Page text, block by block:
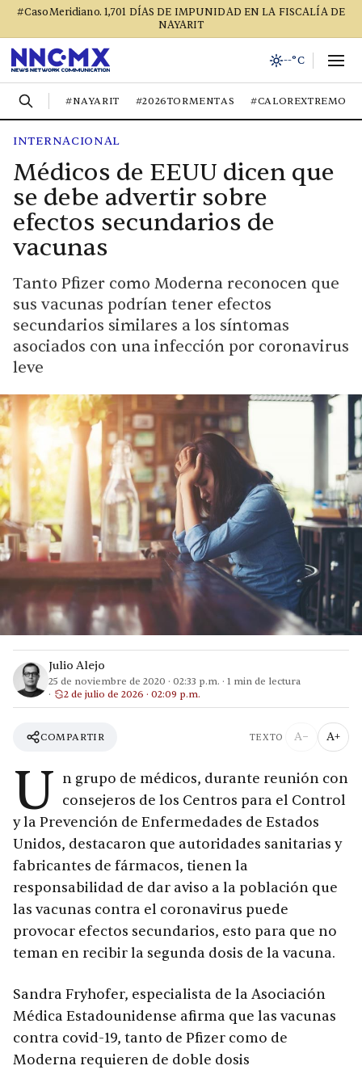
#CasoMeridiano. 1,701 DÍAS DE IMPUNIDAD EN LA FISCALÍA DE
NAYARIT
--°C
#NAYARIT #2026TORMENTAS #CALOREXTREMO
INTERNACIONAL
Médicos de EEUU dicen que
se debe advertir sobre
efectos secundarios de
vacunas
Tanto Pfizer como Moderna reconocen que
sus vacunas podrían tener efectos
secundarios similares a los síntomas
asociados con una infección por coronavirus
leve
Julio Alejo
25 de noviembre de 2020 · 02:33 p.m. · 1 min de lectura
2 de julio de 2026 · 02:09 p.m.
COMPARTIR TEXTO A− A+
U n grupo de médicos, durante reunión con
consejeros de los Centros para el Control
y la Prevención de Enfermedades de Estados
Unidos, destacaron que autoridades sanitarias y
fabricantes de fármacos, tienen la
responsabilidad de dar aviso a la población que
las vacunas contra el coronavirus puede
provocar efectos secundarios, esto para que no
teman en recibir la segunda dosis de la vacuna.
Sandra Fryhofer, especialista de la Asociación
Médica Estadounidense afirma que las vacunas
contra covid-19, tanto de Pfizer como de
Moderna requieren de doble dosis